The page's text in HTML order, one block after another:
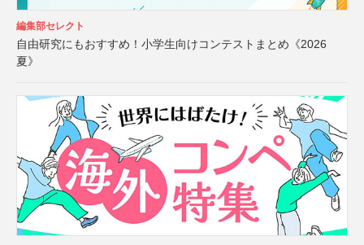
編集部セレクト
自由研究にもおすすめ！小学生向けコンテストまとめ《2026
夏》